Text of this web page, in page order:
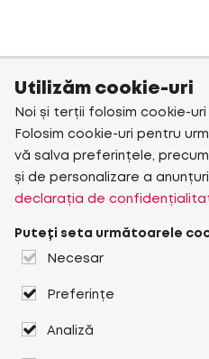
Utilizăm cookie-uri
Noi și terții folosim cookie-
Folosim cookie-uri pentru
vă salva preferințele,
și de personalizare a
declarația de
Puteți seta următoarele
Necesar
Preferințe
Analiză